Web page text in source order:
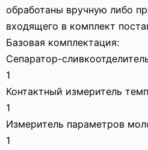
обработаны вручную либо
входящего в комплект
Базовая комплектация:
Сепаратор-
1
Контактный измеритель
1
Измеритель параметров
1